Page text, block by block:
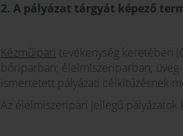
2. A pályázat tárgyát képező
Kézműipari tevékenység keretében
bőriparban; élelmiszeriparban;
ismertetett pályázati célkitűzésnek
Az élelmiszeripari jellegű pályázatok